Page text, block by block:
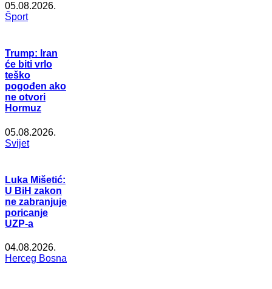
05.08.2026.
Šport
Trump: Iran
će biti vrlo
teško
pogođen ako
ne otvori
Hormuz
05.08.2026.
Svijet
Luka Mišetić:
U BiH zakon
ne zabranjuje
poricanje
UZP-a
04.08.2026.
Herceg Bosna